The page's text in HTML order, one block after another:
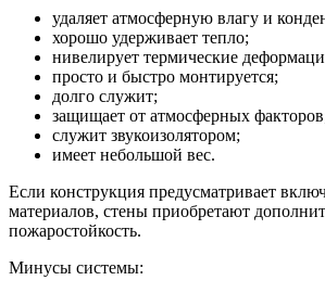
удаляет атмосферную влагу и
хорошо удерживает тепло;
нивелирует термические
просто и быстро монтируется;
долго служит;
защищает от атмосферных
служит звукоизолятором;
имеет небольшой вес.
Если конструкция предусматривает
материалов, стены приобретают
пожаростойкость.
Минусы системы: